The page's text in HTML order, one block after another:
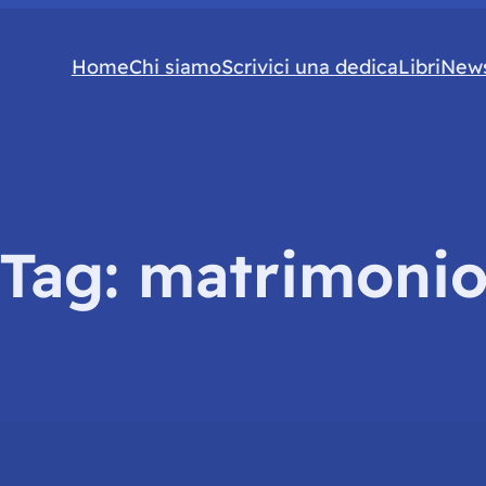
HomeChi siamoScrivici una dedicaLibri